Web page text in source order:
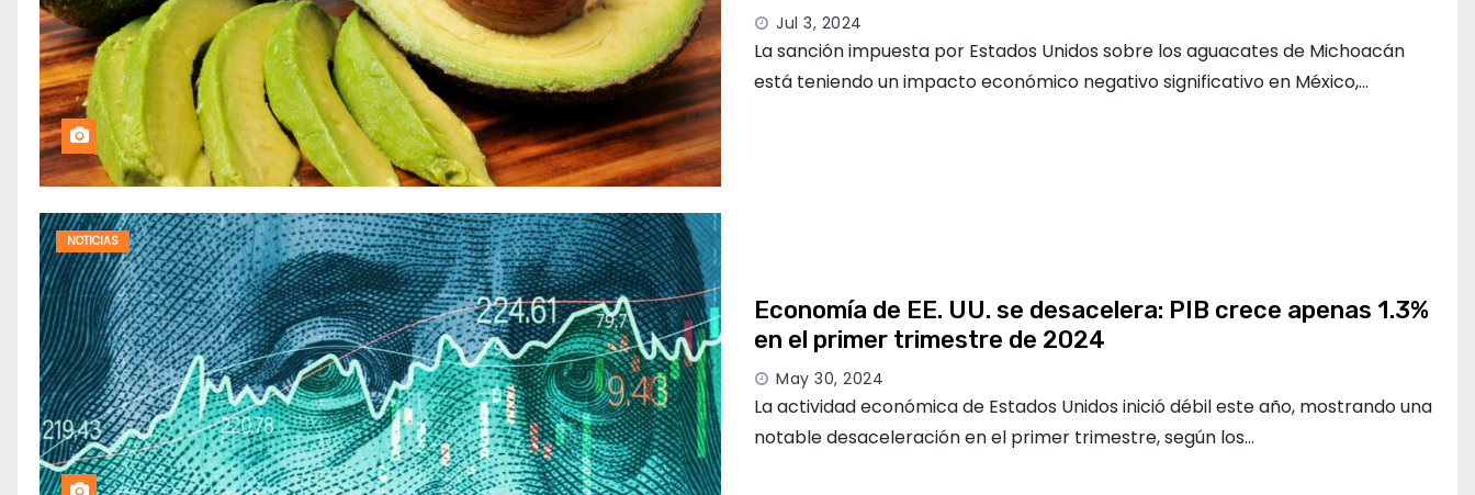
Jul 3, 2024
La sanción impuesta por Estados Unidos sobre los aguacates de Michoacán
está teniendo un impacto económico negativo significativo en México,…
NOTICIAS
Economía de EE. UU. se desacelera: PIB crece apenas 1.3%
en el primer trimestre de 2024
May 30, 2024
La actividad económica de Estados Unidos inició débil este año, mostrando una
notable desaceleración en el primer trimestre, según los…